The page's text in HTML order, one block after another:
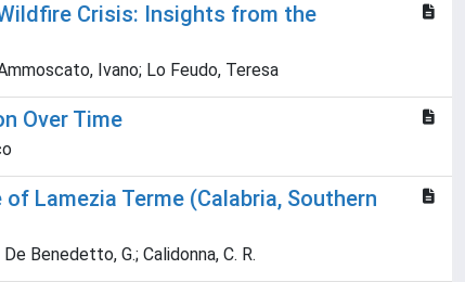
Crisis: Insights from the
Ivano; Lo Feudo, Teresa
Over Time
Lamezia Terme (Calabria, Southern
Benedetto, G.; Calidonna, C. R.